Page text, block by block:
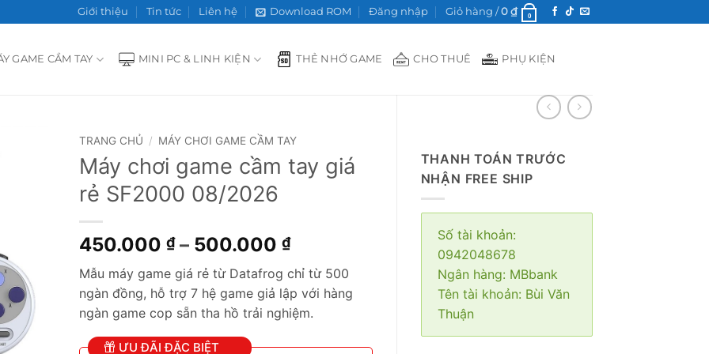
Giới thiệu Tin tức Liên hệ Download ROM Đăng nhập Giỏ hàng /0₫ 0
GAME CẦM TAY MINI PC & LINH KIỆN THẺ NHỚ GAME CHO THUÊ PHỤ KIỆN
THANH TOÁN TRƯỚC
NHẬN FREE SHIP
Số tài khoản:
0942048678
Ngân hàng: MBbank
Tên tài khoản: Bùi Văn
Thuận
TRANG CHỦ / MÁY CHƠI GAME CẦM TAY
Máy chơi game cầm tay giá
rẻ SF2000 08/2026
450.000 ₫ – 500.000 ₫Khoảng
giá:
từ
450.000 ₫
đến
Mẫu máy game giá rẻ từ Datafrog chỉ từ 500
ngàn đồng, hỗ trợ 7 hệ game giả lập với hàng
ngàn game cop sẵn tha hồ trải nghiệm.
ƯU ĐÃI ĐẶC BIỆT